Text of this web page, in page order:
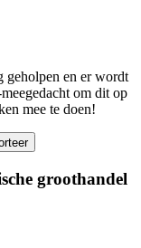
geholpen en er wordt
om dit op
mee te doen!
groothandel